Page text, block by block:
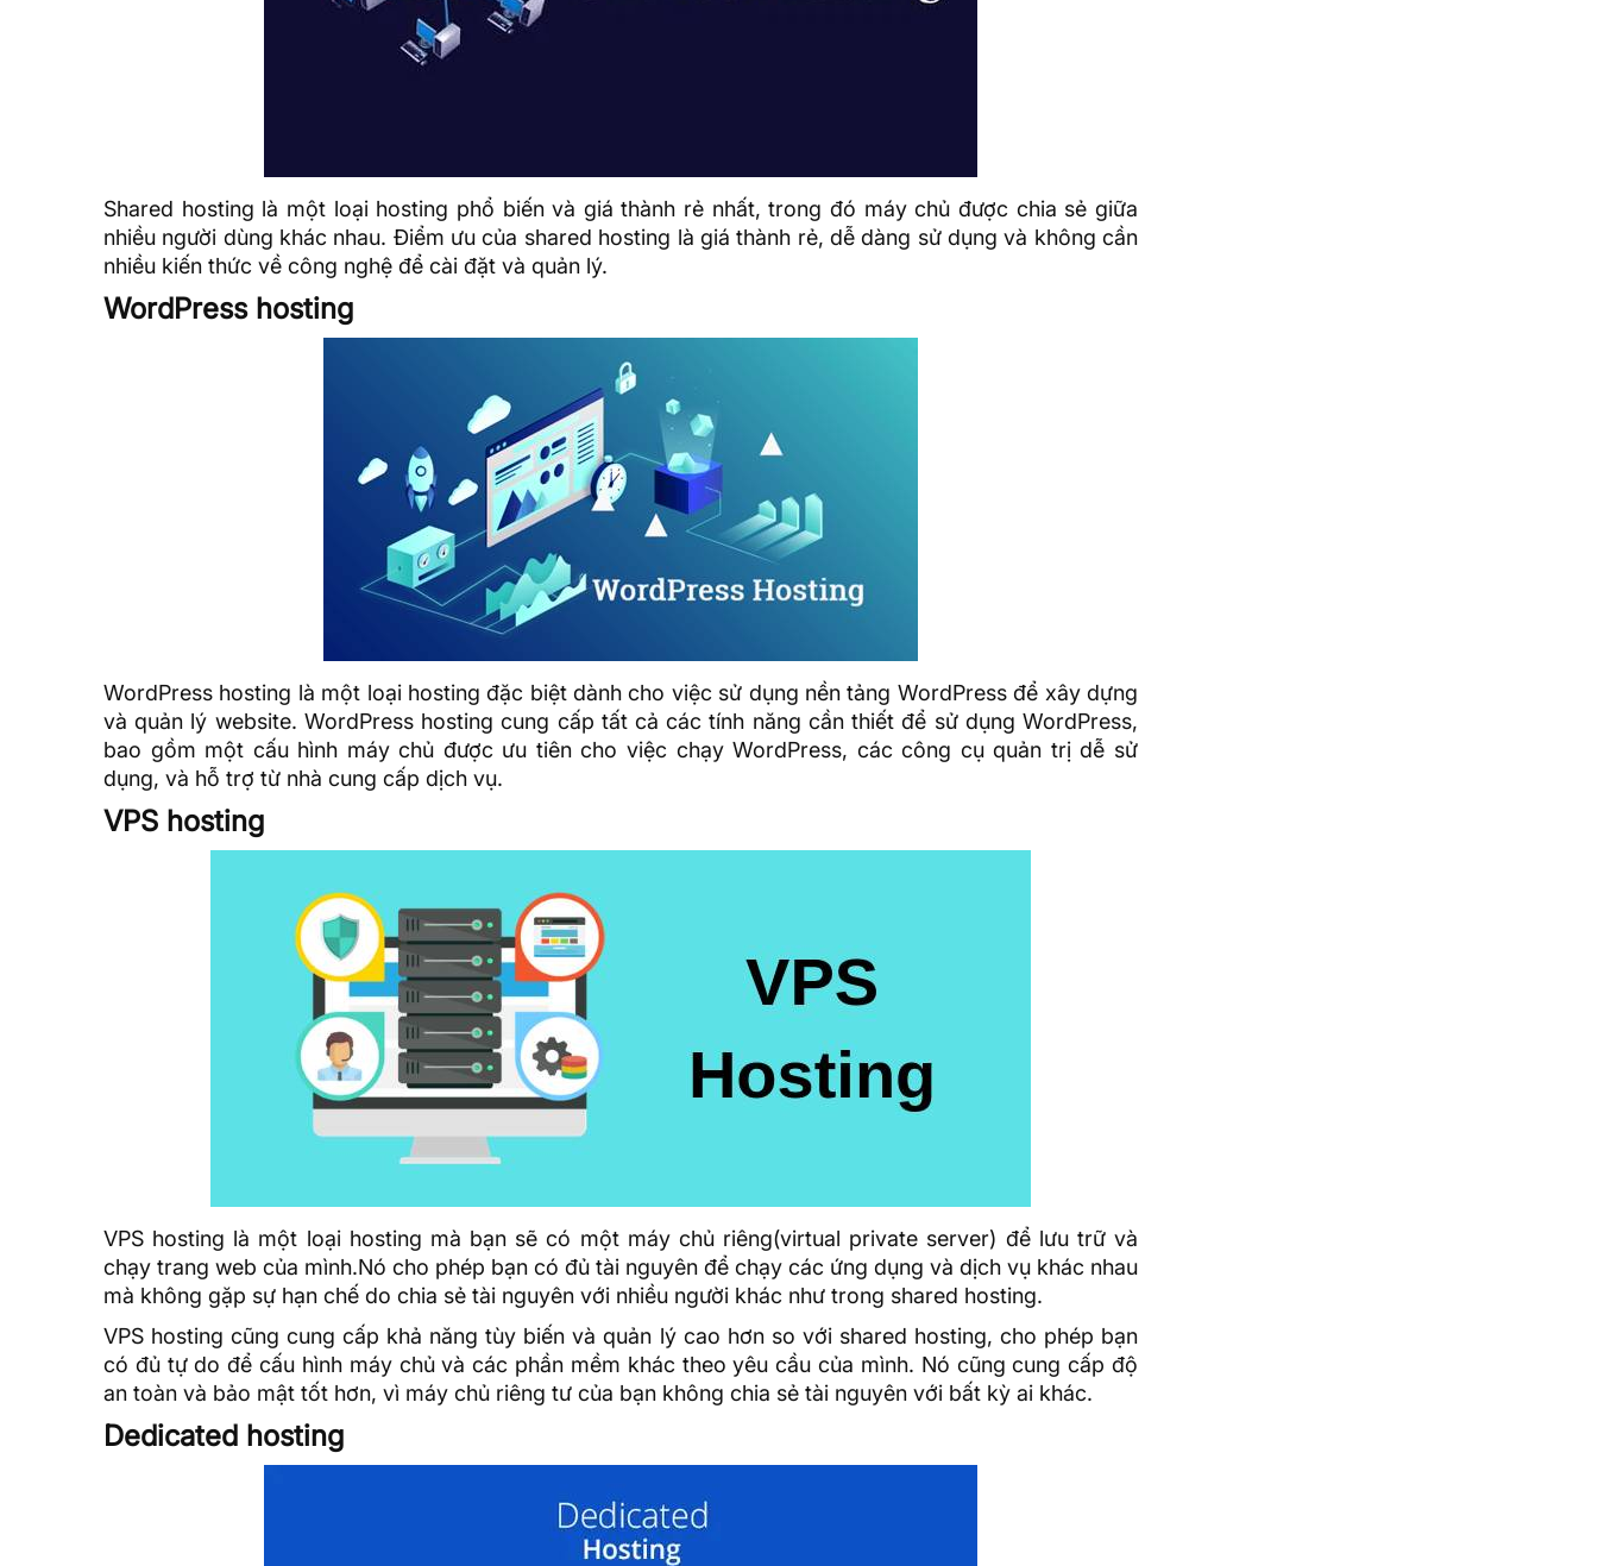
Shared hosting là một loại hosting phổ biến và giá thành rẻ nhất, trong đó máy chủ được chia sẻ giữa
nhiều người dùng khác nhau. Điểm ưu của shared hosting là giá thành rẻ, dễ dàng sử dụng và không cần
nhiều kiến thức về công nghệ để cài đặt và quản lý.
WordPress hosting
WordPress hosting là một loại hosting đặc biệt dành cho việc sử dụng nền tảng WordPress để xây dựng
và quản lý website. WordPress hosting cung cấp tất cả các tính năng cần thiết để sử dụng WordPress,
bao gồm một cấu hình máy chủ được ưu tiên cho việc chạy WordPress, các công cụ quản trị dễ sử
dụng, và hỗ trợ từ nhà cung cấp dịch vụ.
VPS hosting
VPS hosting là một loại hosting mà bạn sẽ có một máy chủ riêng(virtual private server) để lưu trữ và
chạy trang web của mình.Nó cho phép bạn có đủ tài nguyên để chạy các ứng dụng và dịch vụ khác nhau
mà không gặp sự hạn chế do chia sẻ tài nguyên với nhiều người khác như trong shared hosting.
VPS hosting cũng cung cấp khả năng tùy biến và quản lý cao hơn so với shared hosting, cho phép bạn
có đủ tự do để cấu hình máy chủ và các phần mềm khác theo yêu cầu của mình. Nó cũng cung cấp độ
an toàn và bảo mật tốt hơn, vì máy chủ riêng tư của bạn không chia sẻ tài nguyên với bất kỳ ai khác.
Dedicated hosting